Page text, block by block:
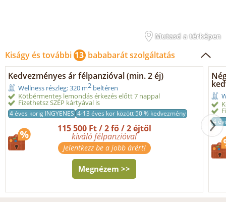
Mutasd a térképen
Kiságy és további 13 bababarát szolgáltatás
Kedvezményes ár félpanzióval (min. 2 éj)
Wellness részleg: 320 m2 beltéren
Kötbérmentes lemondás érkezés előtt 7 nappal
Fizethetsz SZÉP kártyával is
4 éves korig INGYENES 4-13 éves kor között 50 % kedvezmény
115 500 Ft / 2 fő / 2 éjtől
kiváló félpanzióval
Jelentkezz be a jobb árért!
Megnézem >>
4